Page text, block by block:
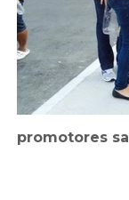
promotores